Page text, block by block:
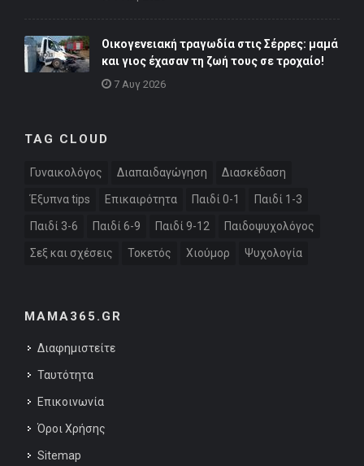
Οικογενειακή τραγωδία στις Σέρρες: μαμά
και γιος έχασαν τη ζωή τους σε τροχαίο!
7 Αυγ 2026
TAG CLOUD
Γυναικολόγος Διαπαιδαγώγηση Διασκέδαση
Έξυπνα tips Επικαιρότητα Παιδί 0-1 Παιδί 1-3
Παιδί 3-6 Παιδί 6-9 Παιδί 9-12 Παιδοψυχολόγος
Σεξ και σχέσεις Τοκετός Χιούμορ Ψυχολογία
MAMA365.GR
Διαφημιστείτε
Ταυτότητα
Επικοινωνία
Όροι Χρήσης
Sitemap